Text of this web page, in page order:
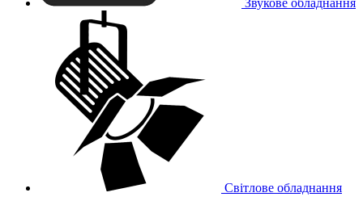
Звукове обладнання
Світлове обладнання